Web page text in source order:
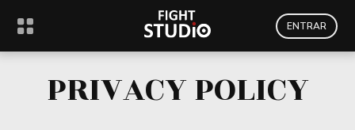
ENTRAR
PRIVACY POLICY